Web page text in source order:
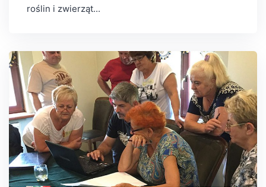
roślin i zwierząt...